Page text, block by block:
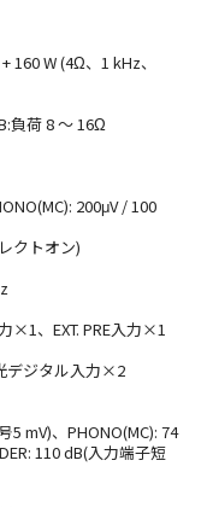
W (4Ω、1 kHz、
負荷 8 ～ 16Ω
200μV / 100
クトオン)
×1、EXT. PRE入力×1
ジタル入力×2
mV)、PHONO(MC): 74
110 dB(入力端子短